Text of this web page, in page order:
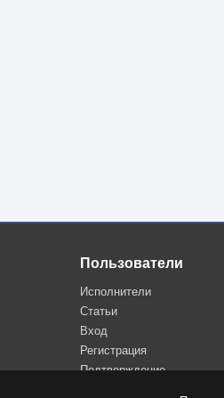
Пользователи
Исполнители
Статьи
Вход
Регистрация
Подтверждение